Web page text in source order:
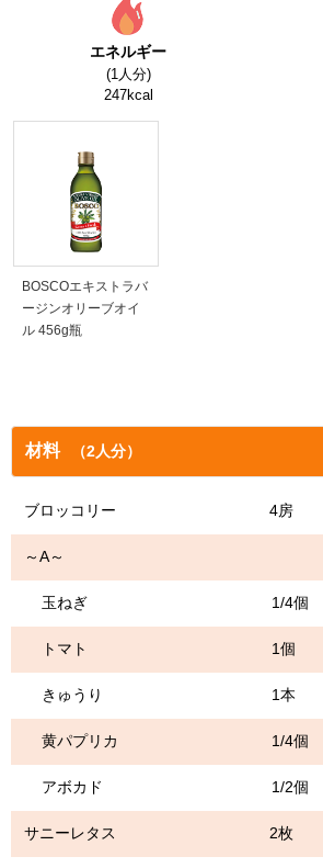
エネルギー
(1人分)
247kcal
BOSCOエキストラバ
ージンオリーブオイ
ル 456g瓶
材料 （2人分）
ブロッコリー 4房
～A～
玉ねぎ 1/4個
トマト 1個
きゅうり 1本
黄パプリカ 1/4個
アボカド 1/2個
サニーレタス 2枚